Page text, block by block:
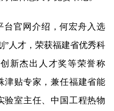
台官网介绍，何宏舟入选
”人才，荣获福建省优秀科
新杰出人才奖等荣誉称
津贴专家，兼任福建省能
验室主任、中国工程热物